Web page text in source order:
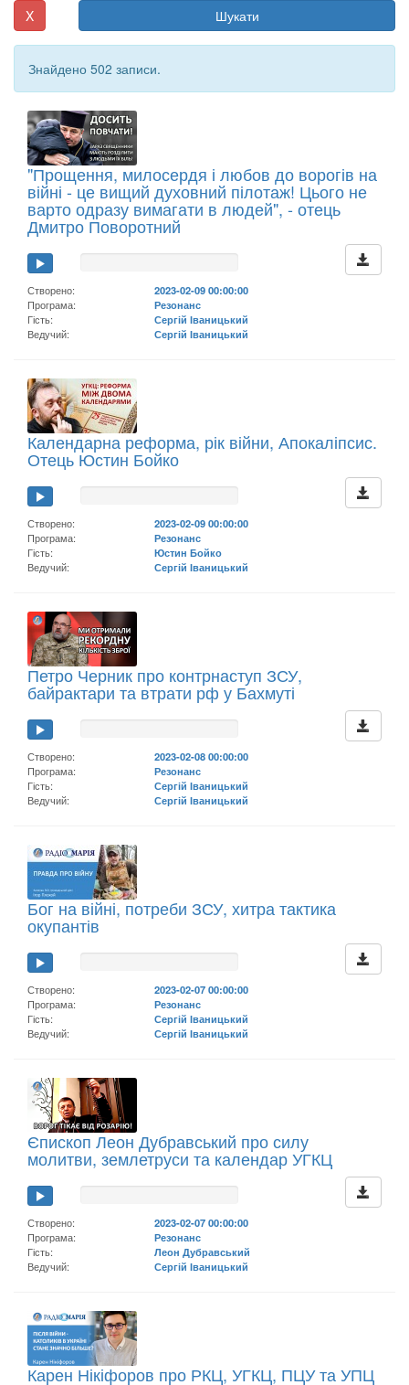
X Шукати
Знайдено 502 записи.
"Прощення, милосердя і любов до ворогів на
війні - це вищий духовний пілотаж! Цього не
варто одразу вимагати в людей", - отець
Дмитро Поворотний
Створено:
2023-02-09 00:00:00
Програма:
Резонанс
Гість:
Сергій Іваницький
Ведучий:
Сергій Іваницький
Календарна реформа, рік війни, Апокаліпсис.
Отець Юстин Бойко
Створено:
2023-02-09 00:00:00
Програма:
Резонанс
Гість:
Юстин Бойко
Ведучий:
Сергій Іваницький
Петро Черник про контрнаступ ЗСУ,
байрактари та втрати рф у Бахмуті
Створено:
2023-02-08 00:00:00
Програма:
Резонанс
Гість:
Сергій Іваницький
Ведучий:
Сергій Іваницький
Бог на війні, потреби ЗСУ, хитра тактика
окупантів
Створено:
2023-02-07 00:00:00
Програма:
Резонанс
Гість:
Сергій Іваницький
Ведучий:
Сергій Іваницький
Єпископ Леон Дубравський про силу
молитви, землетруси та календар УГКЦ
Створено:
2023-02-07 00:00:00
Програма:
Резонанс
Гість:
Леон Дубравський
Ведучий:
Сергій Іваницький
Карен Нікіфоров про РКЦ, УГКЦ, ПЦУ та УПЦ